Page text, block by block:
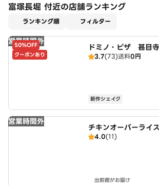
富塚長堀 付近の店舗ランキング
ランキング順 フィルター
営業時間外
50%OFF
クーポンあり
ドミノ・ピザ 甚
3.7(73)送料0円
新作シェイク
営業時間外
チキンオーバーラ
N STAND】 名古屋
4.0(11)
出前館がお届け